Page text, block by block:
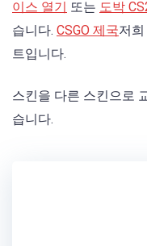
이스 열기 또는 도박
습니다. CSGO 제국저
트입니다.
스킨을 다른 스킨으로
습니다.